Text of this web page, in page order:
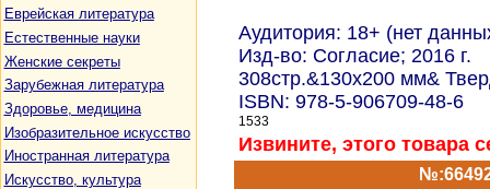
Еврейская литература
Естественные науки
Женские секреты
Зарубежная литература
Здоровье, медицина
Изобразительное искусство
Иностранная литература
Искусство, культура
Аудитория: 18+ (нет
Изд-во: Согласие; 2016 г.
308стр.&130х200 мм&
ISBN: 978-5-906709-48-6
1533
Извините, этого товара